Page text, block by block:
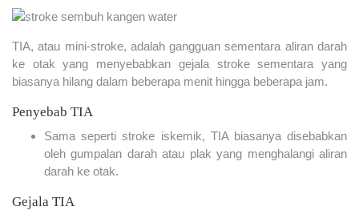
TIA, atau mini-stroke, adalah gangguan sementara aliran darah
ke otak yang menyebabkan gejala stroke sementara yang
biasanya hilang dalam beberapa menit hingga beberapa jam.
Penyebab TIA
Sama seperti stroke iskemik, TIA biasanya disebabkan
oleh gumpalan darah atau plak yang menghalangi aliran
darah ke otak.
Gejala TIA